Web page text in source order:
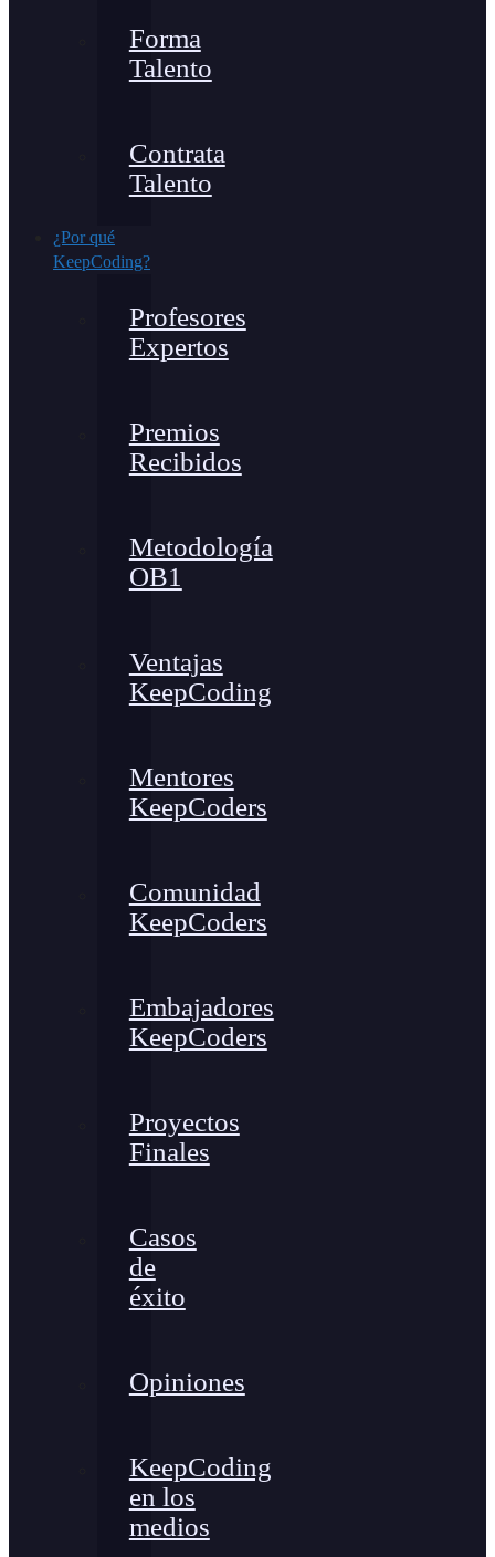
Forma
Talento
Contrata
Talento
¿Por qué
KeepCoding?
Profesores
Expertos
Premios
Recibidos
Metodología
OB1
Ventajas
KeepCoding
Mentores
KeepCoders
Comunidad
KeepCoders
Embajadores
KeepCoders
Proyectos
Finales
Casos
de
éxito
Opiniones
KeepCoding
en los
medios